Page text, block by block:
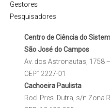
Gestores
Pesquisadores
Centro de Ciência do
São José do Campos
Av. dos Astronautas, 1758
CEP12227-01
Cachoeira Paulista
Rod. Pres. Dutra, s/n Zona